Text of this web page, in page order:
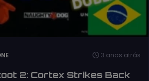
3 anos atrás
2: Cortex Strikes Back